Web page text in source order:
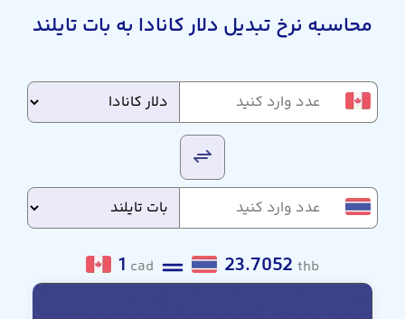
محاسبه نرخ تبدیل دلار کانادا به بات تایلند
1 cad 23.7052 thb